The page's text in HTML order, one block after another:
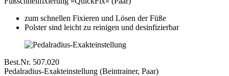
zum schnellen Fixieren und Lösen der Füße
Polster sind leicht zu reinigen und desinfizierbar
Best.Nr. 507.020
Pedalradius-Exakteinstellung (Beintrainer, Paar)